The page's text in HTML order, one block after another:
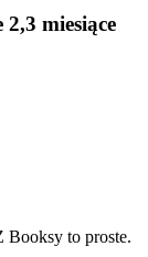
2,3 miesiące
Booksy to proste.